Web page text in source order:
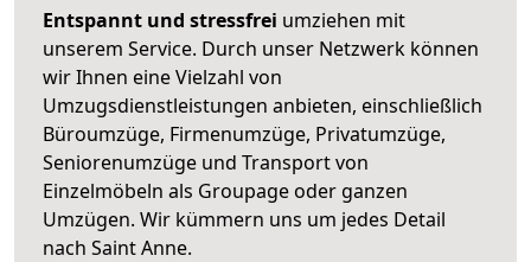
Entspannt und stressfrei umziehen mit
unserem Service. Durch unser Netzwerk können
wir Ihnen eine Vielzahl von
Umzugsdienstleistungen anbieten, einschließlich
Büroumzüge, Firmenumzüge, Privatumzüge,
Seniorenumzüge und Transport von
Einzelmöbeln als Groupage oder ganzen
Umzügen. Wir kümmern uns um jedes Detail
nach Saint Anne.